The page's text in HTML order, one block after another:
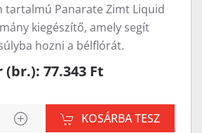
Panarate Zimt Liquid
kiegészítő, amely segít
hozni a bélflórát.
(br.): 77.343 Ft
KOSÁRBA TESZ